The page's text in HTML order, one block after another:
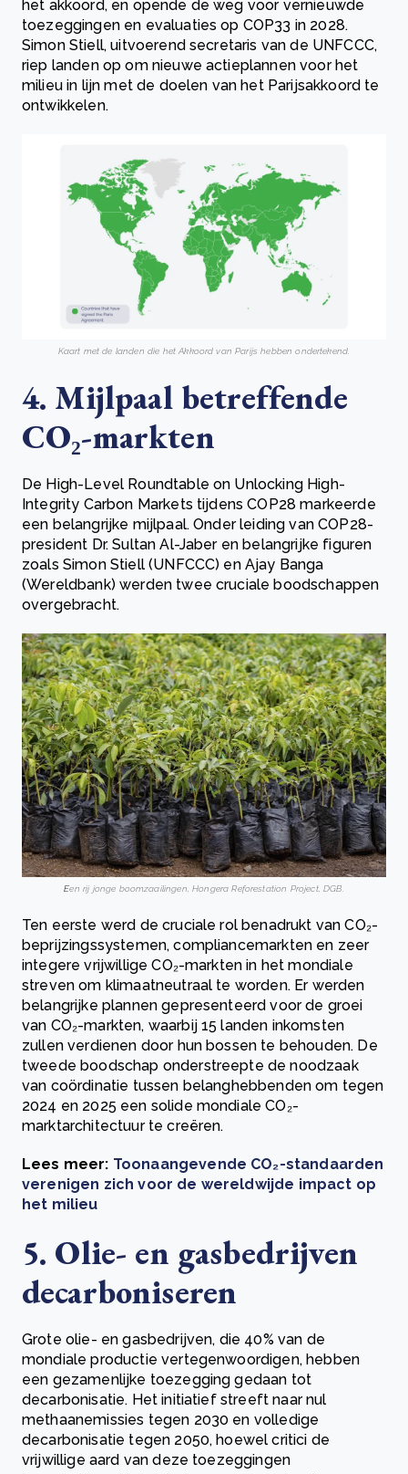
het akkoord, en opende de weg voor vernieuwde
toezeggingen en evaluaties op COP33 in 2028.
Simon Stiell, uitvoerend secretaris van de UNFCCC,
riep landen op om nieuwe actieplannen voor het
milieu in lijn met de doelen van het Parijsakkoord te
ontwikkelen.
Kaart met de landen die het Akkoord van Parijs hebben ondertekend.
4. Mijlpaal betreffende
CO₂-markten
De High-Level Roundtable on Unlocking High-
Integrity Carbon Markets tijdens COP28 markeerde
een belangrijke mijlpaal. Onder leiding van COP28-
president Dr. Sultan Al-Jaber en belangrijke figuren
zoals Simon Stiell (UNFCCC) en Ajay Banga
(Wereldbank) werden twee cruciale boodschappen
overgebracht.
Een rij jonge boomzaailingen, Hongera Reforestation Project, DGB.
Ten eerste werd de cruciale rol benadrukt van CO₂-
beprijzingssystemen, compliancemarkten en zeer
integere vrijwillige CO₂-markten in het mondiale
streven om klimaatneutraal te worden. Er werden
belangrijke plannen gepresenteerd voor de groei
van CO₂-markten, waarbij 15 landen inkomsten
zullen verdienen door hun bossen te behouden. De
tweede boodschap onderstreepte de noodzaak
van coördinatie tussen belanghebbenden om tegen
2024 en 2025 een solide mondiale CO₂-
marktarchitectuur te creëren.
Lees meer: Toonaangevende CO₂-standaarden
verenigen zich voor de wereldwijde impact op
het milieu
5. Olie- en gasbedrijven
decarboniseren
Grote olie- en gasbedrijven, die 40% van de
mondiale productie vertegenwoordigen, hebben
een gezamenlijke toezegging gedaan tot
decarbonisatie. Het initiatief streeft naar nul
methaanemissies tegen 2030 en volledige
decarbonisatie tegen 2050, hoewel critici de
vrijwillige aard van deze toezeggingen